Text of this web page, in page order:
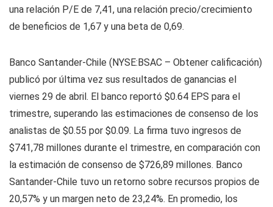
una relación P/E de 7,41, una relación precio/crecimiento
de beneficios de 1,67 y una beta de 0,69.
Banco Santander-Chile (NYSE:BSAC – Obtener calificación)
publicó por última vez sus resultados de ganancias el
viernes 29 de abril. El banco reportó $0.64 EPS para el
trimestre, superando las estimaciones de consenso de los
analistas de $0.55 por $0.09. La firma tuvo ingresos de
$741,78 millones durante el trimestre, en comparación con
la estimación de consenso de $726,89 millones. Banco
Santander-Chile tuvo un retorno sobre recursos propios de
20,57% y un margen neto de 23,24%. En promedio, los